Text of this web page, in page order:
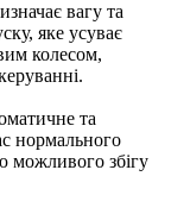
вагу та
яке усуває
колесом,
та
нормального
можливого збігу